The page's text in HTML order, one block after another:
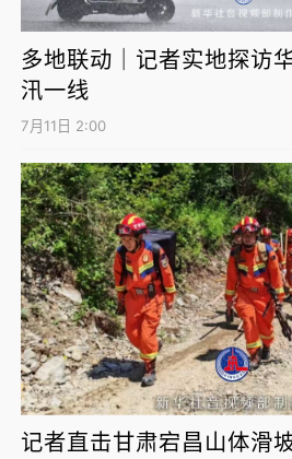
多地联动｜记者实地探访
汛一线
7月11日 2:00
记者直击甘肃宕昌山体滑